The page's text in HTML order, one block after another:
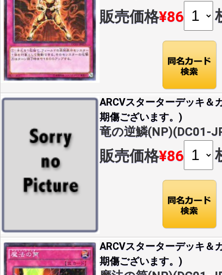
販売価格¥86
ARCVスターターデッキ＆
期傷ございます。)
竜の逆鱗(NP)(DC01-
販売価格¥86
ARCVスターターデッキ＆
期傷ございます。)